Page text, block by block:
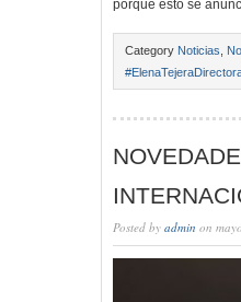
porque esto se
Category Noticias
Posted by admin on